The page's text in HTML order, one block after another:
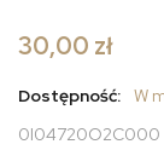
30,00 zł
Dostępność:
W
0I04720O2C000